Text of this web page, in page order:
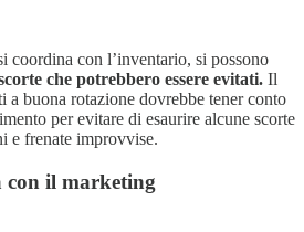
coordina con l’inventario, si possono
che potrebbero essere evitati. Il
buona rotazione dovrebbe tener conto
per evitare di esaurire alcune scorte
e frenate improvvise.
con il marketing